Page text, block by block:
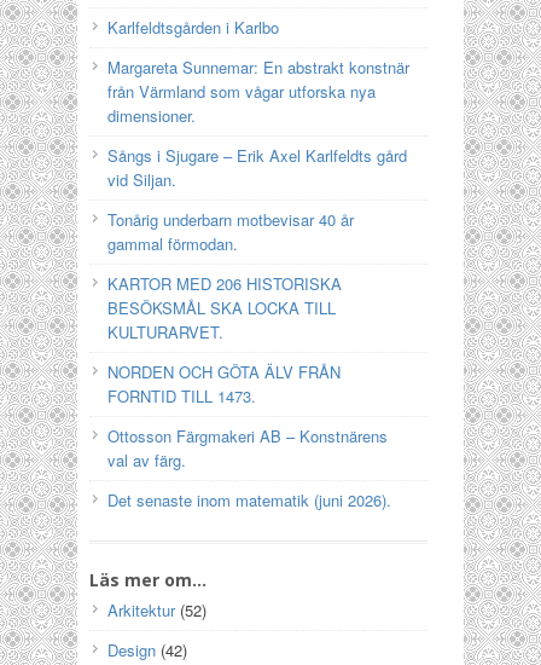
Karlfeldtsgården i Karlbo
Margareta Sunnemar: En abstrakt konstnär
från Värmland som vågar utforska nya
dimensioner.
Sångs i Sjugare – Erik Axel Karlfeldts gård
vid Siljan.
Tonårig underbarn motbevisar 40 år
gammal förmodan.
KARTOR MED 206 HISTORISKA
BESÖKSMÅL SKA LOCKA TILL
KULTURARVET.
NORDEN OCH GÖTA ÄLV FRÅN
FORNTID TILL 1473.
Ottosson Färgmakeri AB – Konstnärens
val av färg.
Det senaste inom matematik (juni 2026).
Läs mer om…
Arkitektur(52)
Design (42)